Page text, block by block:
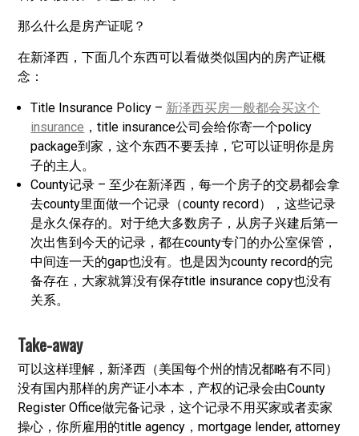
那么什么是房产证呢？
在新泽西，下面几个东西可以看做类似国内的房产证概
念：
Title Insurance Policy – 新泽西买房一般都会买这个
insurance ，title insurance公司会给你寄一个policy
package到家，这个东西不要丢掉，它可以证明你是房
子的主人。
County记录 – 至少在新泽西，每一个房子的交易都会拿
去county里面做一个记录（county record），这些记录
是永久保存的。对于绝大多数房子，从房子兴建后第一
次出售到今天的记录，都在county专门的办公室保管，
中间连一天的gap也没有。也是因为county record的完
备存在，大家就算没有保存title insurance copy也没有
关系。
Take-away
可以这样理解，新泽西（美国每个州的情况都略有不同）
没有国内那样的房产证小本本，产权的记录会由County
Register Office做完备记录，这个记录不用买家或者卖家
操心，你所雇用的title agency，mortgage lender, attorney